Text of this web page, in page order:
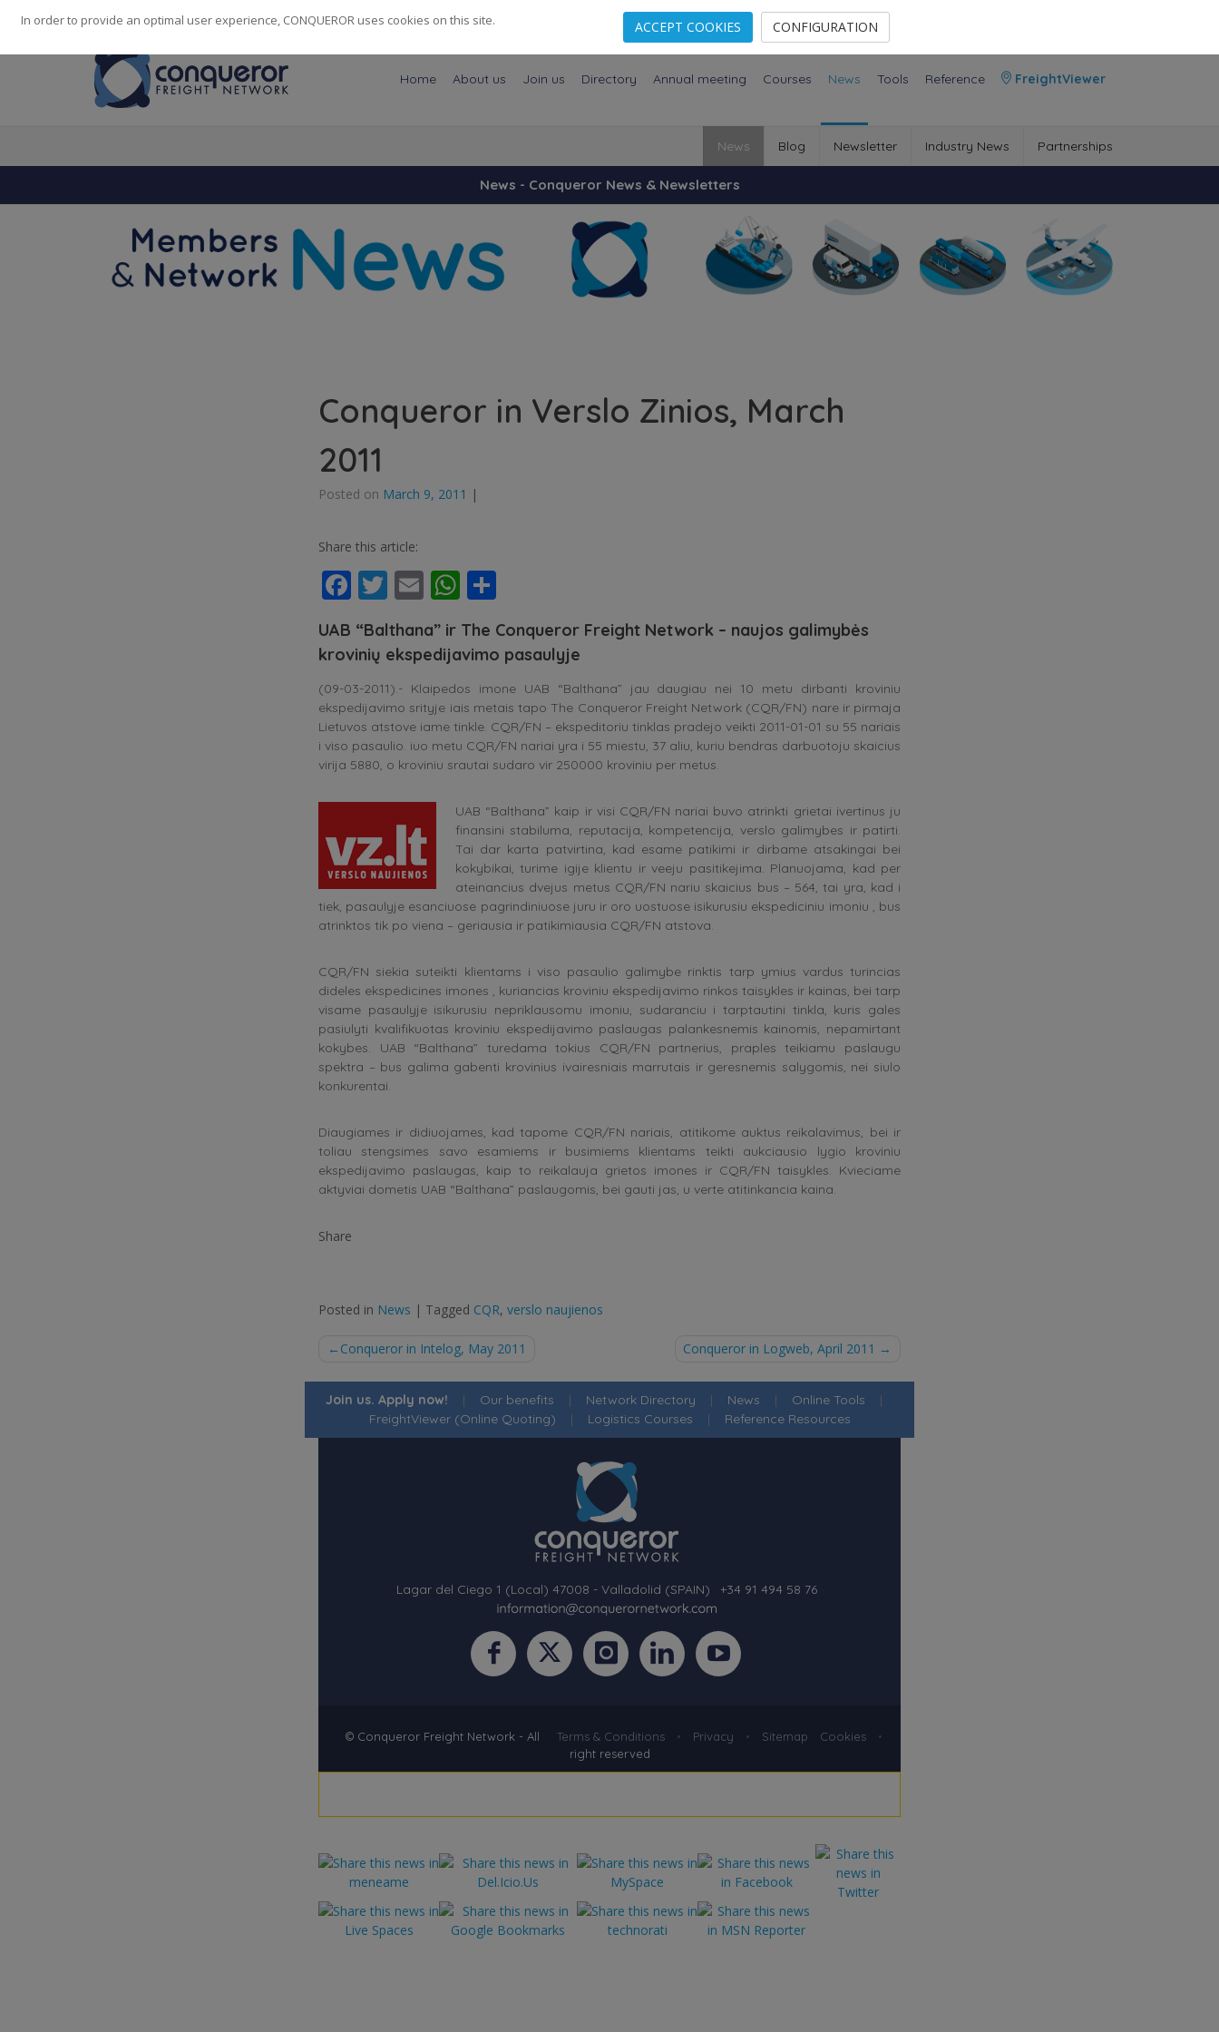
248 Cities· 139 Countries· 14082Employees
Home About us Join us Directory Annual meeting Courses News Tools Reference FreightViewer
News Blog Newsletter Industry News Partnerships
News - Conqueror News & Newsletters
Conqueror in Verslo Zinios, March
2011
Posted on March 9, 2011 |
Share this article:
Facebook
Twitter
EmailWhatsApp
UAB “Balthana” ir The Conqueror Freight Network – naujos galimybės
krovinių ekspedijavimo pasaulyje
(09-03-2011).- Klaipedos imone UAB “Balthana” jau daugiau nei 10 metu dirbanti kroviniu
ekspedijavimo srityje iais metais tapo The Conqueror Freight Network (CQR/FN) nare ir pirmaja
Lietuvos atstove iame tinkle. CQR/FN – ekspeditoriu tinklas pradejo veikti 2011-01-01 su 55 nariais
i viso pasaulio. iuo metu CQR/FN nariai yra i 55 miestu, 37 aliu, kuriu bendras darbuotoju skaicius
virija 5880, o kroviniu srautai sudaro vir 250000 kroviniu per metus.
UAB “Balthana” kaip ir visi CQR/FN nariai buvo atrinkti grietai ivertinus ju
finansini stabiluma, reputacija, kompetencija, verslo galimybes ir patirti.
Tai dar karta patvirtina, kad esame patikimi ir dirbame atsakingai bei
kokybikai, turime igije klientu ir veeju pasitikejima. Planuojama, kad per
ateinancius dvejus metus CQR/FN nariu skaicius bus – 564, tai yra, kad i
tiek, pasaulyje esanciuose pagrindiniuose juru ir oro uostuose isikurusiu ekspediciniu imoniu , bus
atrinktos tik po viena – geriausia ir patikimiausia CQR/FN atstova.
CQR/FN siekia suteikti klientams i viso pasaulio galimybe rinktis tarp ymius vardus turincias
dideles ekspedicines imones , kuriancias kroviniu ekspedijavimo rinkos taisykles ir kainas, bei tarp
visame pasaulyje isikurusiu nepriklausomu imoniu, sudaranciu i tarptautini tinkla, kuris gales
pasiulyti kvalifikuotas kroviniu ekspedijavimo paslaugas palankesnemis kainomis, nepamirtant
kokybes. UAB “Balthana” turedama tokius CQR/FN partnerius, praples teikiamu paslaugu
spektra – bus galima gabenti krovinius ivairesniais marrutais ir geresnemis salygomis, nei siulo
konkurentai.
Diaugiames ir didiuojames, kad tapome CQR/FN nariais, atitikome auktus reikalavimus, bei ir
toliau stengsimes savo esamiems ir busimiems klientams teikti aukciausio lygio kroviniu
ekspedijavimo paslaugas, kaip to reikalauja grietos imones ir CQR/FN taisykles. Kvieciame
aktyviai dometis UAB “Balthana” paslaugomis, bei gauti jas, u verte atitinkancia kaina.
Share
Posted in News | Tagged CQR, verslo naujienos
Post
navigation
Conqueror in Intelog, May 2011 Conqueror in Logweb, April 2011
Join us. Apply now! | Our benefits | Network Directory | News | Online Tools |
FreightViewer (Online Quoting) | Logistics Courses | Reference Resources
Lagar del Ciego 1 (Local) 47008 - Valladolid (SPAIN) +34 91 494 58 76·
Terms & Conditions • Privacy • Sitemap Cookies •
© Conqueror Freight Network - All
right reserved
In order to provide an optimal user experience, CONQUEROR uses cookies on this site. ACCEPT COOKIES CONFIGURATION